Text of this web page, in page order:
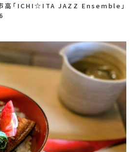
市高「ICHI☆ITA JAZZ Ensemble」